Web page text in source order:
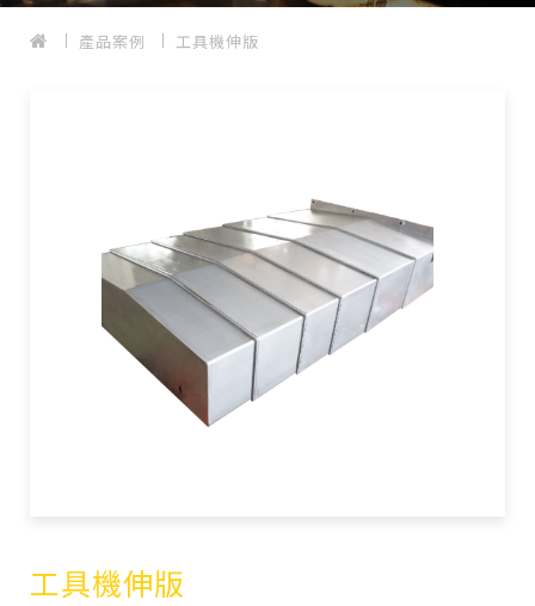
產品案例 工具機伸版
工具機伸版